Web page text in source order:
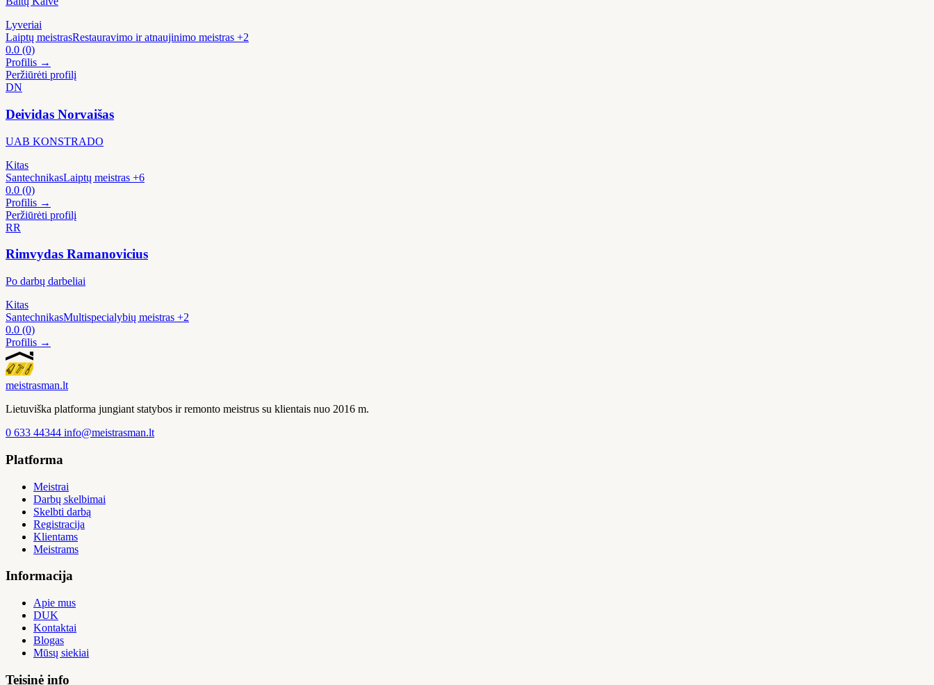
Lyveriai
Laiptų meistrasRestauravimo ir atnaujinimo meistras +2
0.0 (0)
Profilis →
Peržiūrėti profilį
DN
Deividas Norvaišas
UAB KONSTRADO
Kitas
SantechnikasLaiptų meistras +6
0.0 (0)
Profilis →
Peržiūrėti profilį
RR
Rimvydas Ramanovicius
Po darbų darbeliai
Kitas
SantechnikasMultispecialybių meistras +2
0.0 (0)
Profilis →
meistrasman.lt
Lietuviška platforma jungiant statybos ir remonto meistrus su klientais nuo 2016 m.
0 633 44344 info@meistrasman.lt
Platforma
Meistrai
Darbų skelbimai
Skelbti darbą
Registracija
Klientams
Meistrams
Informacija
Apie mus
DUK
Kontaktai
Blogas
Mūsų siekiai
Teisinė info